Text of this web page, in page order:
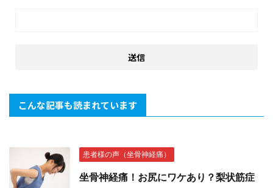
こんな記事も読まれています
患者様の声（坐骨神経痛）
坐骨神経痛！お尻にワケあり？梨状筋症